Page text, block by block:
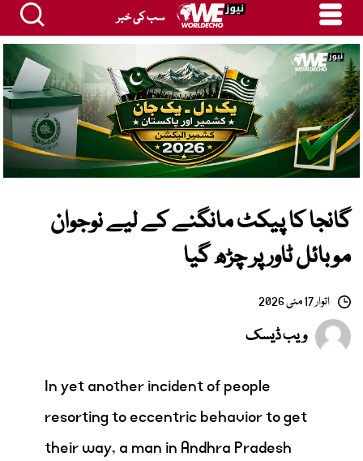
سب کی خبر
گانجا کا پیکٹ مانگنے کے لیے نوجوان
موبائل ٹاور پر چڑھ گیا
اتوار 17 مئی 2026
ویب ڈیسک
In yet another incident of people
resorting to eccentric behavior to get
their way, a man in Andhra Pradesh